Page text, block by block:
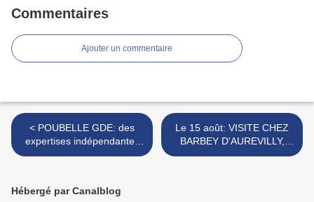
Commentaires
Ajouter un commentaire
< POUBELLE GDE: des
expertises indépendantes
enfin autorisées par la
Le 15 août: VISITE CHEZ
BARBEY D'AUREVILLY,
éternel dandy normand... >
Hébergé par Canalblog